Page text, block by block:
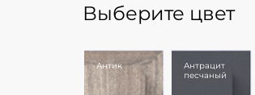
Выберите цвет
Антик
Антрацит
песчаный